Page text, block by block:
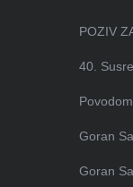
POZIV
40.
Goran
Goran